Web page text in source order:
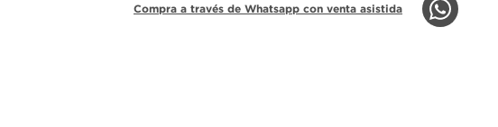
Compra a través de Whatsapp con venta asistida